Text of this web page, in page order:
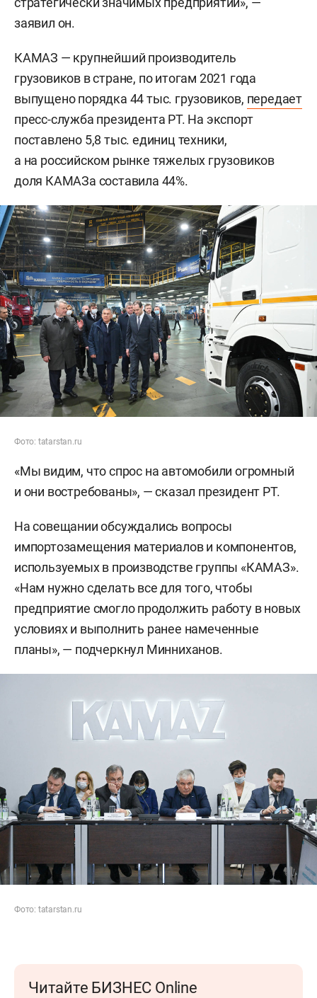
заявил он.
КАМАЗ — крупнейший производитель
грузовиков в стране, по итогам 2021 года
выпущено порядка 44 тыс. грузовиков, передает
пресс-служба президента РТ. На экспорт
поставлено 5,8 тыс. единиц техники,
а на российском рынке тяжелых грузовиков
доля КАМАЗа составила 44%.
Фото: tatarstan.ru
«Мы видим, что спрос на автомобили огромный
и они востребованы», — сказал президент РТ.
На совещании обсуждались вопросы
импортозамещения материалов и компонентов,
используемых в производстве группы «КАМАЗ».
«Нам нужно сделать все для того, чтобы
предприятие смогло продолжить работу в новых
условиях и выполнить ранее намеченные
планы», — подчеркнул Минниханов.
Фото: tatarstan.ru
Читайте БИЗНЕС Online